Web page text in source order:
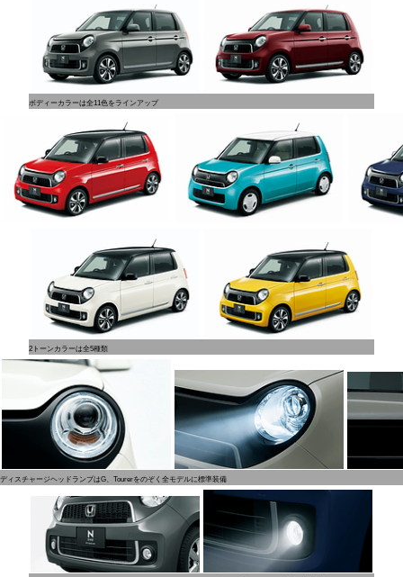
ボディーカラーは全11色をラインアップ
2トーンカラーは全5種類
ディスチャージヘッドランプはG、Tourerをのぞく全モデルに標準装備